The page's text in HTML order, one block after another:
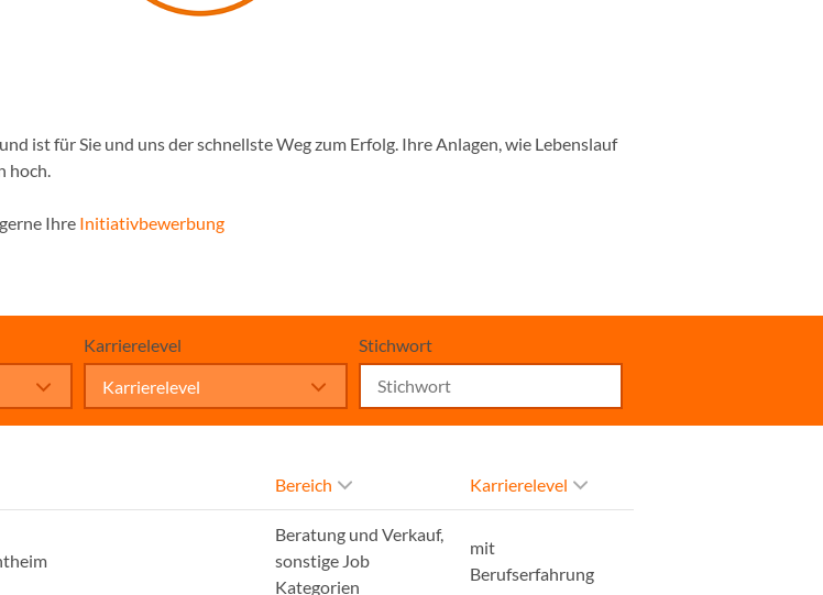
ist für Sie und uns der schnellste Weg zum Erfolg. Ihre Anlagen, wie Lebenslauf
hoch.
Ihre Initiativbewerbung
Karrierelevel
Karrierelevel
Stichwort
Bereich Karrierelevel
Beratung und Verkauf,
sonstige Job
Kategorien
mit
Berufserfahrung